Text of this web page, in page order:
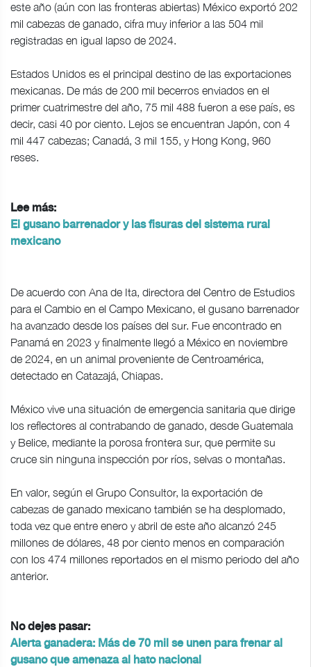
este año (aún con las fronteras abiertas) México exportó 202
mil cabezas de ganado, cifra muy inferior a las 504 mil
registradas en igual lapso de 2024.
Estados Unidos es el principal destino de las exportaciones
mexicanas. De más de 200 mil becerros enviados en el
primer cuatrimestre del año, 75 mil 488 fueron a ese país, es
decir, casi 40 por ciento. Lejos se encuentran Japón, con 4
mil 447 cabezas; Canadá, 3 mil 155, y Hong Kong, 960
reses.
Lee más:
El gusano barrenador y las fisuras del sistema rural
mexicano
De acuerdo con Ana de Ita, directora del Centro de Estudios
para el Cambio en el Campo Mexicano, el gusano barrenador
ha avanzado desde los países del sur. Fue encontrado en
Panamá en 2023 y finalmente llegó a México en noviembre
de 2024, en un animal proveniente de Centroamérica,
detectado en Catazajá, Chiapas.
México vive una situación de emergencia sanitaria que dirige
los reflectores al contrabando de ganado, desde Guatemala
y Belice, mediante la porosa frontera sur, que permite su
cruce sin ninguna inspección por ríos, selvas o montañas.
En valor, según el Grupo Consultor, la exportación de
cabezas de ganado mexicano también se ha desplomado,
toda vez que entre enero y abril de este año alcanzó 245
millones de dólares, 48 por ciento menos en comparación
con los 474 millones reportados en el mismo periodo del año
anterior.
No dejes pasar:
Alerta ganadera: Más de 70 mil se unen para frenar al
gusano que amenaza al hato nacional